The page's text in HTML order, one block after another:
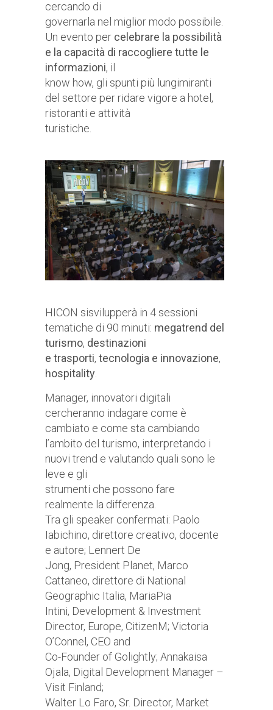
cercando di
governarla nel miglior modo possibile.
Un evento per celebrare la possibilità
e la capacità di raccogliere tutte le
informazioni, il
know how, gli spunti più lungimiranti
del settore per ridare vigore a hotel,
ristoranti e attività
turistiche.
HICON sisvilupperà in 4 sessioni
tematiche di 90 minuti: megatrend del
turismo, destinazioni
e trasporti, tecnologia e innovazione,
hospitality
Manager, innovatori digitali
cercheranno indagare come è
cambiato e come sta cambiando
l’ambito del turismo, interpretando i
nuovi trend e valutando quali sono le
leve e gli
strumenti che possono fare
realmente la differenza.
Tra gli speaker confermati: Paolo
Iabichino, direttore creativo, docente
e autore; Lennert De
Jong, President Planet, Marco
Cattaneo, direttore di National
Geographic Italia, MariaPia
Intini, Development & Investment
Director, Europe, CitizenM; Victoria
O’Connel, CEO and
Co-Founder of Golightly; Annakaisa
Ojala, Digital Development Manager –
Visit Finland;
Walter Lo Faro, Sr. Director, Market